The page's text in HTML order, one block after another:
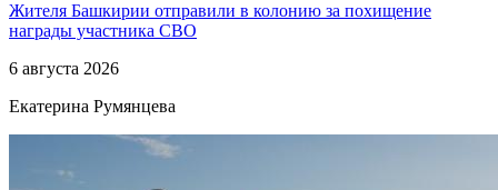
Жителя Башкирии отправили в колонию за похищение
награды участника СВО
6 августа 2026
Екатерина Румянцева